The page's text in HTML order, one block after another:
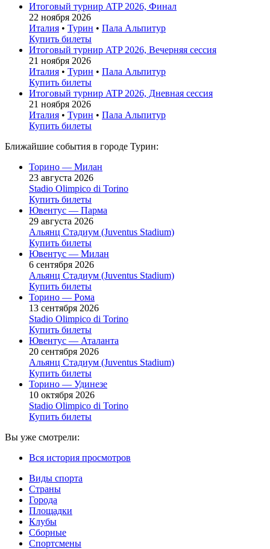
Итоговый турнир ATP 2026, Финал
22 ноября 2026
Италия • Турин • Пала Альпитур
Купить билеты
Итоговый турнир ATP 2026, Вечерняя сессия
21 ноября 2026
Италия • Турин • Пала Альпитур
Купить билеты
Итоговый турнир ATP 2026, Дневная сессия
21 ноября 2026
Италия • Турин • Пала Альпитур
Купить билеты
Ближайшие события в городе Турин:
Торино — Милан
23 августа 2026
Stadio Olimpico di Torino
Купить билеты
Ювентус — Парма
29 августа 2026
Альянц Стадиум (Juventus Stadium)
Купить билеты
Ювентус — Милан
6 сентября 2026
Альянц Стадиум (Juventus Stadium)
Купить билеты
Торино — Рома
13 сентября 2026
Stadio Olimpico di Torino
Купить билеты
Ювентус — Аталанта
20 сентября 2026
Альянц Стадиум (Juventus Stadium)
Купить билеты
Торино — Удинезе
10 октября 2026
Stadio Olimpico di Torino
Купить билеты
Вы уже смотрели:
Вся история просмотров
Виды спорта
Страны
Города
Площадки
Клубы
Сборные
Спортсмены